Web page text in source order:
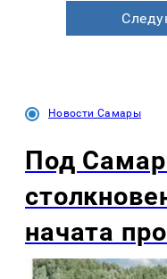
Новости Самары
Под
начата